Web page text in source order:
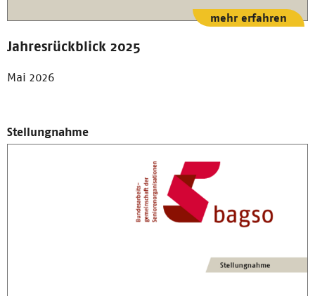
Jahresrückblick 2025
Mai 2026
mehr erfahren
Stellungnahme